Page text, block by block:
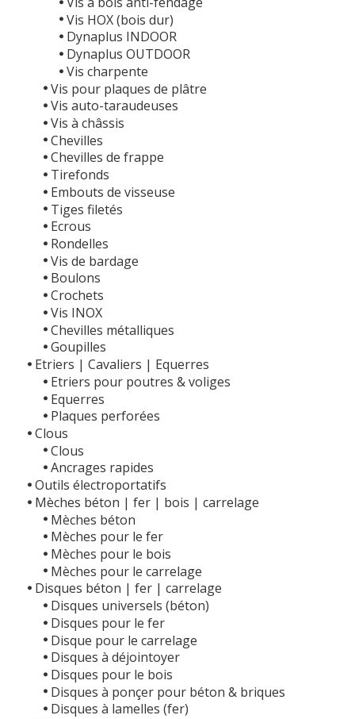
Vis HOX (bois dur)
Dynaplus INDOOR
Dynaplus OUTDOOR
Vis charpente
Vis pour plaques de plâtre
Vis auto-taraudeuses
Vis à châssis
Chevilles
Chevilles de frappe
Tirefonds
Embouts de visseuse
Tiges filetés
Ecrous
Rondelles
Vis de bardage
Boulons
Crochets
Vis INOX
Chevilles métalliques
Goupilles
Etriers | Cavaliers | Equerres
Etriers pour poutres & voliges
Equerres
Plaques perforées
Clous
Clous
Ancrages rapides
Outils électroportatifs
Mèches béton | fer | bois | carrelage
Mèches béton
Mèches pour le fer
Mèches pour le bois
Mèches pour le carrelage
Disques béton | fer | carrelage
Disques universels (béton)
Disques pour le fer
Disque pour le carrelage
Disques à déjointoyer
Disques pour le bois
Disques à ponçer pour béton & briques
Disques à lamelles (fer)